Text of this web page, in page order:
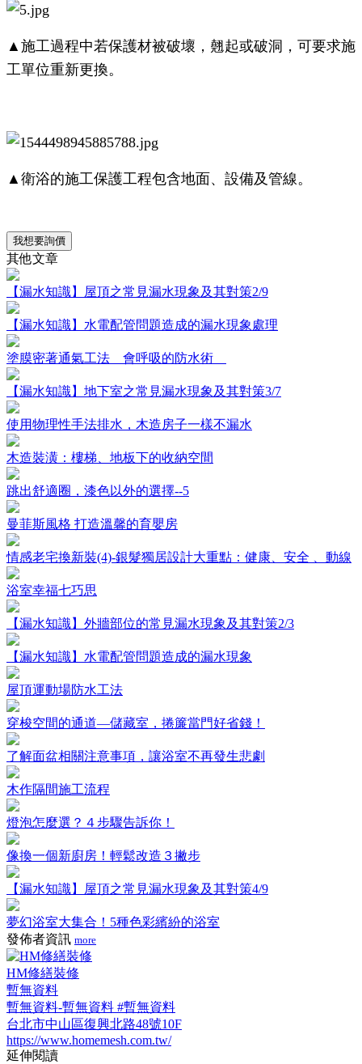
▲施工過程中若保護材被破壞，翹起或破洞，可要求施
工單位重新更換。
▲衛浴的施工保護工程包含地面、設備及管線。
我想要詢價
其他文章
【漏水知識】屋頂之常見漏水現象及其對策2/9
【漏水知識】水電配管問題造成的漏水現象處理
塗膜密著通氣工法 會呼吸的防水術
【漏水知識】地下室之常見漏水現象及其對策3/7
使用物理性手法排水，木造房子一樣不漏水
木造裝潢：樓梯、地板下的收納空間
跳出舒適圈，漆色以外的選擇--5
曼菲斯風格 打造溫馨的育嬰房
情感老宅換新裝(4)-銀髮獨居設計大重點：健康、安全 、動線
浴室幸福七巧思
【漏水知識】外牆部位的常見漏水現象及其對策2/3
【漏水知識】水電配管問題造成的漏水現象
屋頂運動場防水工法
穿梭空間的通道—儲藏室，捲簾當門好省錢！
了解面盆相關注意事項，讓浴室不再發生悲劇
木作隔間施工流程
燈泡怎麼選？４步驟告訴你！
像換一個新廚房！輕鬆改造３撇步
【漏水知識】屋頂之常見漏水現象及其對策4/9
夢幻浴室大集合！5種色彩繽紛的浴室
發佈者資訊 more
HM修繕裝修
暫無資料
暫無資料-暫無資料 #暫無資料
台北市中山區復興北路48號10F
https://www.homemesh.com.tw/
延伸閱讀